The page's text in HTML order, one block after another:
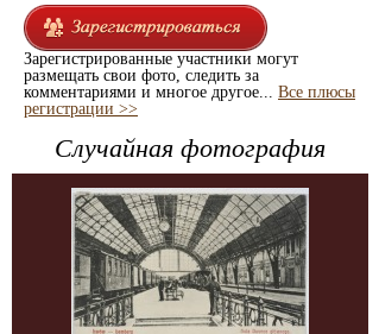
Зарегистрированные участники могут
размещать свои фото, следить за
комментариями и многое другое... Все плюсы
регистрации >>
Случайная фотография